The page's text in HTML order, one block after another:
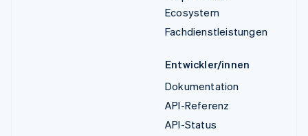
Ecosystem
Fachdienstleistungen
Entwickler/innen
Dokumentation
API-Referenz
API-Status